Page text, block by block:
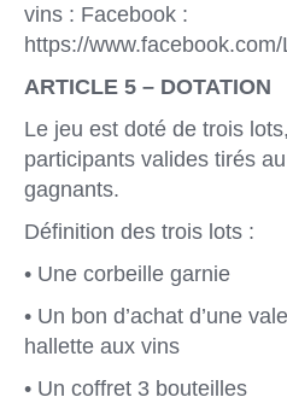
vins : Facebook :
https://
ARTICLE 5 – DOTATION
Le jeu est doté de trois
participants valides tirés
gagnants.
Définition des trois lots :
• Une corbeille garnie
• Un bon d’achat d’une
hallette aux vins
• Un coffret 3 bouteilles